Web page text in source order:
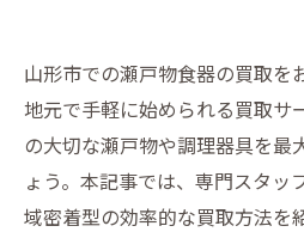
山形市での瀬戸物食器の買取を
地元で手軽に始められる買取サ
の大切な瀬戸物や調理器具を最
ょう。本記事では、専門スタッ
域密着型の効率的な買取方法を